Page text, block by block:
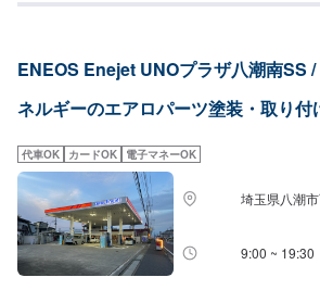
い作業いたしますので、お気軽にご相談ください
キット（左右シングル出し）ローマウント（リヤス
加工フロントフェイスグリルダックスガーデンア
等【パーツ持ち込み可能】持ち込みパーツの対応も
工賃をご請求させていただきますので、あらかじめ
について】無料代車（無保険時）を24台ご用意して
さま負担となりますので、ご了承ください。【営業
間：8:30〜17:30定休日：日・祝・第一、第三月曜
ENEOS Enejet UNOプラザ八潮南SS
ネルギーのエアロパーツ塗装・取り付
代車OK カードOK 電子マネーOK
埼玉県八潮
9:00 ~ 19:30